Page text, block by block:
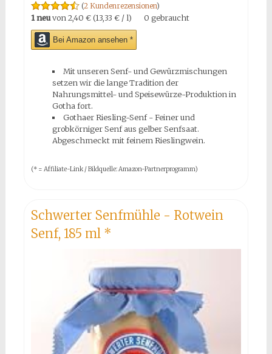
(2 Kundenrezensionen)
1 neuvon 2,40 € (13,33 € / l) 0 gebraucht
Bei Amazon ansehen *
Mit unseren Senf- und Gewürzmischungen
setzen wir die lange Tradition der
Nahrungsmittel- und Speisewürze-Produktion in
Gotha fort.
Gothaer Riesling-Senf - Feiner und
grobkörniger Senf aus gelber Senfsaat.
Abgeschmeckt mit feinem Rieslingwein.
(* = Affiliate-Link / Bildquelle: Amazon-Partnerprogramm)
Schwerter Senfmühle - Rotwein
Senf, 185 ml *